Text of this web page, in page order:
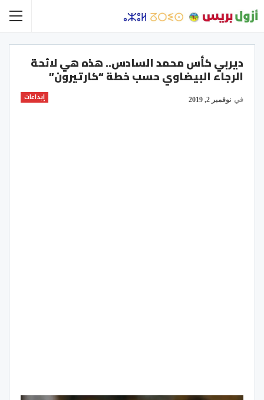
ديربي كأس محمد السادس.. هذه هي لائحة
الرجاء البيضاوي حسب خطة “كارتيرون”
إبداعات في نوفمبر 2, 2019